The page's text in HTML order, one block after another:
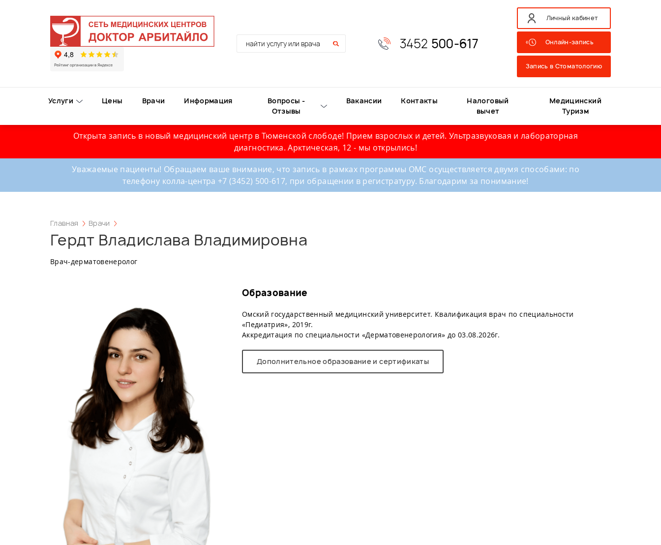
3452 500-617
Личный кабинет
Онлайн-запись
Запись в Стоматологию
Услуги Цены Врачи Информация
Вопросы -
Отзывы
Вакансии Контакты
Налоговый
вычет
Медицинский
Туризм
Открыта запись в новый медицинский центр в Тюменской слободе! Прием взрослых и детей. Ультразвуковая и лабораторная
диагностика. Арктическая, 12 - мы открылись!
Уважаемые пациенты! Обращаем ваше внимание, что запись в рамках программы ОМС осуществляется двумя способами: по
телефону колла-центра +7 (3452) 500-617, при обращении в регистратуру. Благодарим за понимание!
Главная Врачи
Гердт Владислава Владимировна
Врач-дерматовенеролог
Образование
Омский государственный медицинский университет. Квалификация врач по специальности
«Педиатрия», 2019г.
Аккредитация по специальности «Дерматовенерология» до 03.08.2026г.
Дополнительное образование и сертификаты